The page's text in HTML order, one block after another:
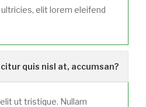
ultricies, elit lorem eleifend
quis nisl at, accumsan?
ut tristique. Nullam